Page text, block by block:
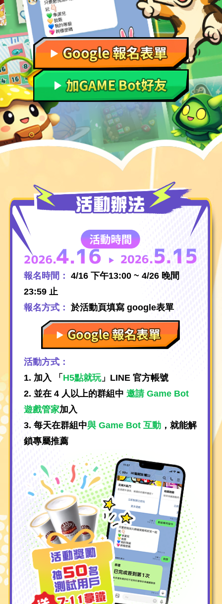
機器人服務項目
注意事項
報名時間： 4/16 下午13:00 ~ 4/26 晚間
23:59 止
報名方式： 於活動頁填寫 google表單
活動方式：
1. 加入 「 H5點就玩」LINE 官方帳號
2. 並在 4 人以上的群組中 邀請 Game Bot
遊戲管家加入
3. 每天在群組中與 Game Bot 互動 ，就能解
鎖專屬推薦